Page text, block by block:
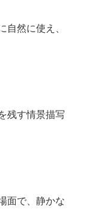
自然に使え、
残す情景描写
面で、静かな